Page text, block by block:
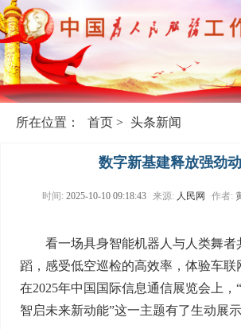
所在位置： 首页 > 头条新闻
数字新基建释放强劲
时间: 2025-10-10 09:18:43 来源: 人民网 作者:
看一场具身智能机器人与人类舞者
蹈，感受低空巡检的高效率，体验车
在2025年中国国际信息通信展览会上，
智启未来新动能”这一主题有了生动展示